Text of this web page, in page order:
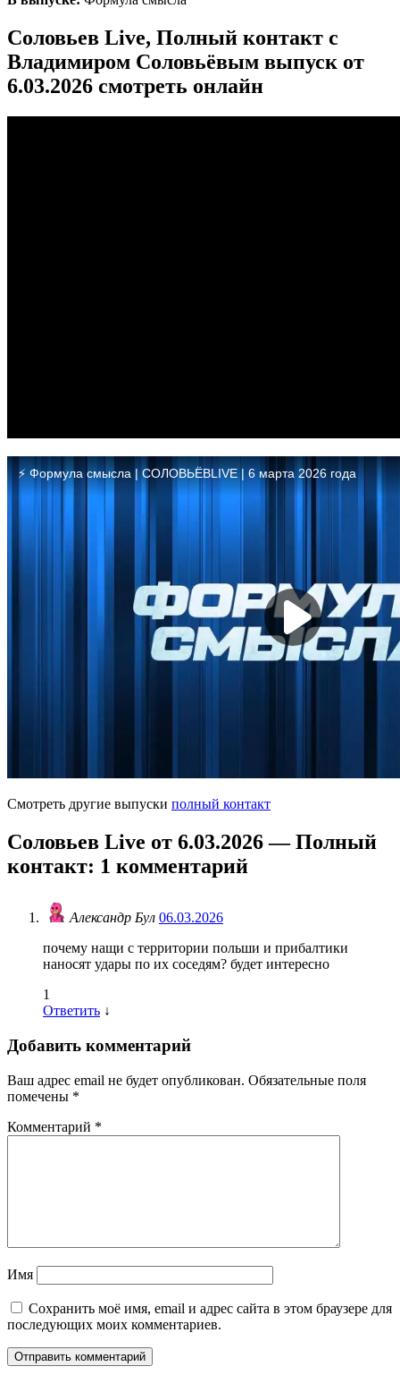
Соловьев Live, Полный контакт с
Владимиром Соловьёвым выпуск от
6.03.2026 смотреть онлайн
Смотреть другие выпуски полный контакт
Соловьев Live от 6.03.2026 — Полный
контакт: 1 комментарий
Александр Бул 06.03.2026
почему нащи с территории польши и прибалтики
наносят удары по их соседям? будет интересно
1
Ответить ↓
Добавить комментарий
Ваш адрес email не будет опубликован. Обязательные поля
помечены *
Комментарий *
Имя
Сохранить моё имя, email и адрес сайта в этом браузере для
последующих моих комментариев.